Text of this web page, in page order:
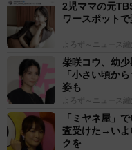
2児ママの元
ワースポット
よろず～ニュース編
柴咲コウ、幼
「小さい頃か
姿も
よろず～ニュース編
「ミヤネ屋」
査受けた→いよ
クを